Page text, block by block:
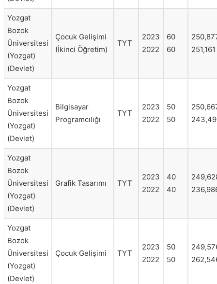
Yozgat
Bozok
Üniversitesi
(Yozgat)
(Devlet)
Çocuk Gelişimi
(İkinci Öğretim)
TYT
2023
2022
60
60
251,161
Yozgat
Bozok
Üniversitesi
(Yozgat)
(Devlet)
Bilgisayar
Programcılığı
TYT
2023
2022
50
50
Yozgat
Bozok
Üniversitesi
(Yozgat)
(Devlet)
Grafik Tasarımı TYT
2023
2022
40
40
Yozgat
Bozok
Üniversitesi
(Yozgat)
(Devlet)
Çocuk Gelişimi TYT
2023
2022
50
50